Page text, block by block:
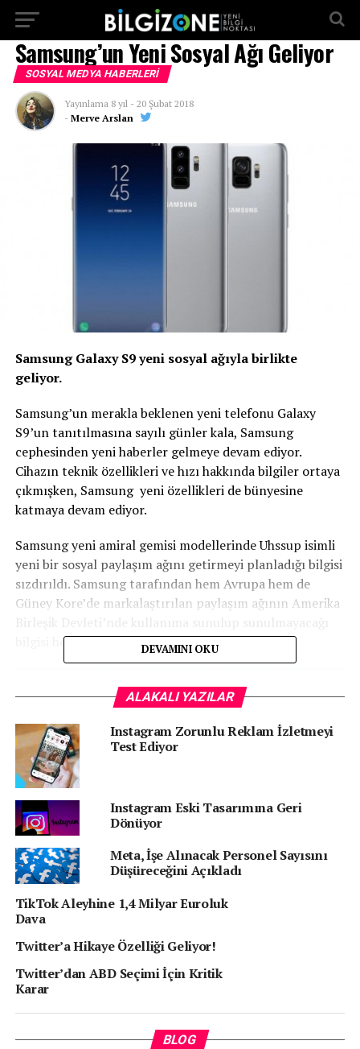
Samsung’un Yeni Sosyal Ağı Geliyor
SOSYAL MEDYA HABERLERI
Yayınlama 8 yıl - 20 Şubat 2018
- Merve Arslan
Samsung Galaxy S9 yeni sosyal ağıyla birlikte
geliyor.
Samsung’un merakla beklenen yeni telefonu Galaxy
S9’un tanıtılmasına sayılı günler kala, Samsung
cephesinden yeni haberler gelmeye devam ediyor.
Cihazın teknik özellikleri ve hızı hakkında bilgiler ortaya
çıkmışken, Samsung yeni özellikleri de bünyesine
katmaya devam ediyor.
Samsung yeni amiral gemisi modellerinde Uhssup isimli
yeni bir sosyal paylaşım ağını getirmeyi planladığı bilgisi
sızdırıldı. Samsung tarafından hem Avrupa hem de
Güney Kore’de markalaştırılan paylaşım ağının Amerika
bilgisi henüz paylaşılmadı.
Uhssup gerçek zamanlı olarak konum paylaşımı
sağlayacak. Samsung’un yeni sosyal medya platformu
Uhssup’un kullanım oranlarına ve sunulacak yeniliklere
bakmaksızın devam etmekte kararlı olduğu gelen bilgiler
arasında. Uhssup’un 19 Mart tarihinde resmi olarak
DEVAMINI OKU
ALAKALI YAZILAR
Instagram Zorunlu Reklam İzletmeyi
Test Ediyor
Instagram Eski Tasarımına Geri
Dönüyor
Meta, İşe Alınacak Personel Sayısını
Düşüreceğini Açıkladı
TikTok Aleyhine 1,4 Milyar Euroluk
Dava
Twitter’a Hikaye Özelliği Geliyor!
Twitter’dan ABD Seçimi İçin Kritik
Karar
BLOG